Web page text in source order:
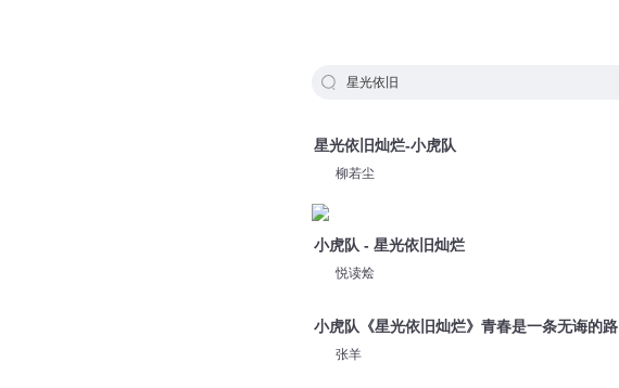
星光依旧
星光依旧灿烂-小虎队
柳若尘
小虎队 - 星光依旧灿烂
悦读烩
小虎队《星光依旧灿烂》青春是一条无诲的路
张羊